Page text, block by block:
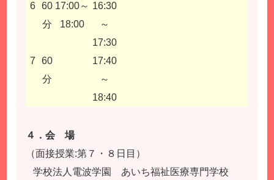
6 60
分
17:00～
18:00
16:30
～
17:30
7
60
分
17:40
～
18:40
４．会 場
（面接授業:第７・８日目）
学校法人電波学園 あいち福祉医療専門学校